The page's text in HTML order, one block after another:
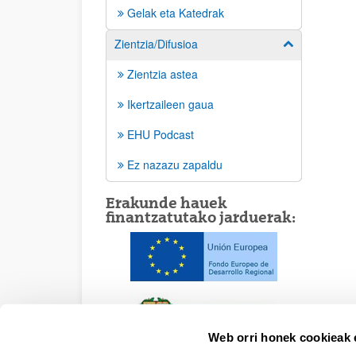
Web orri honek cookieak
Gelak eta Katedrak
Zientzia/Difusioa
Erakutsi/
Zientzia astea
Ikertzaileen gaua
EHU Podcast
Ez nazazu zapaldu
Erakunde hauek
finantzatutako jarduerak: